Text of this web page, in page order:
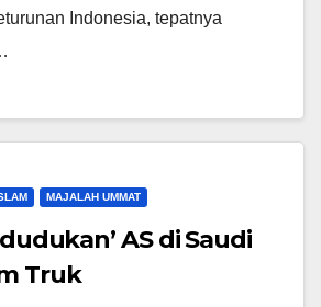
Indonesia, tepatnya
MAJALAH UMMAT
AS di Saudi
Truk